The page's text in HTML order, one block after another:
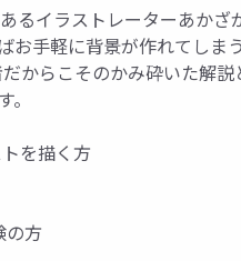
るイラストレーターあか
お手軽に背景が作れてしま
からこそのかみ砕いた解
を描く方
の方